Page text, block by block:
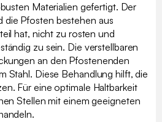
Materialien gefertigt. Der
die Pfosten bestehen aus
hat, nicht zu rosten und
zu sein. Die verstellbaren
an den Pfostenenden
Stahl. Diese Behandlung hilft, die
Für eine optimale Haltbarkeit
Stellen mit einem geeigneten